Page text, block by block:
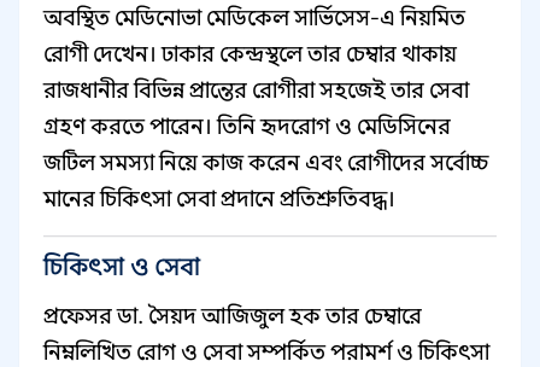
অবস্থিত মেডিনোভা মেডিকেল সার্ভিসেস-এ নিয়মিত
রোগী দেখেন। ঢাকার কেন্দ্রস্থলে তার চেম্বার থাকায়
রাজধানীর বিভিন্ন প্রান্তের রোগীরা সহজেই তার সেবা
গ্রহণ করতে পারেন। তিনি হৃদরোগ ও মেডিসিনের
জটিল সমস্যা নিয়ে কাজ করেন এবং রোগীদের সর্বোচ্চ
মানের চিকিৎসা সেবা প্রদানে প্রতিশ্রুতিবদ্ধ।
চিকিৎসা ও সেবা
প্রফেসর ডা. সৈয়দ আজিজুল হক তার চেম্বারে
নিম্নলিখিত রোগ ও সেবা সম্পর্কিত পরামর্শ ও চিকিৎসা